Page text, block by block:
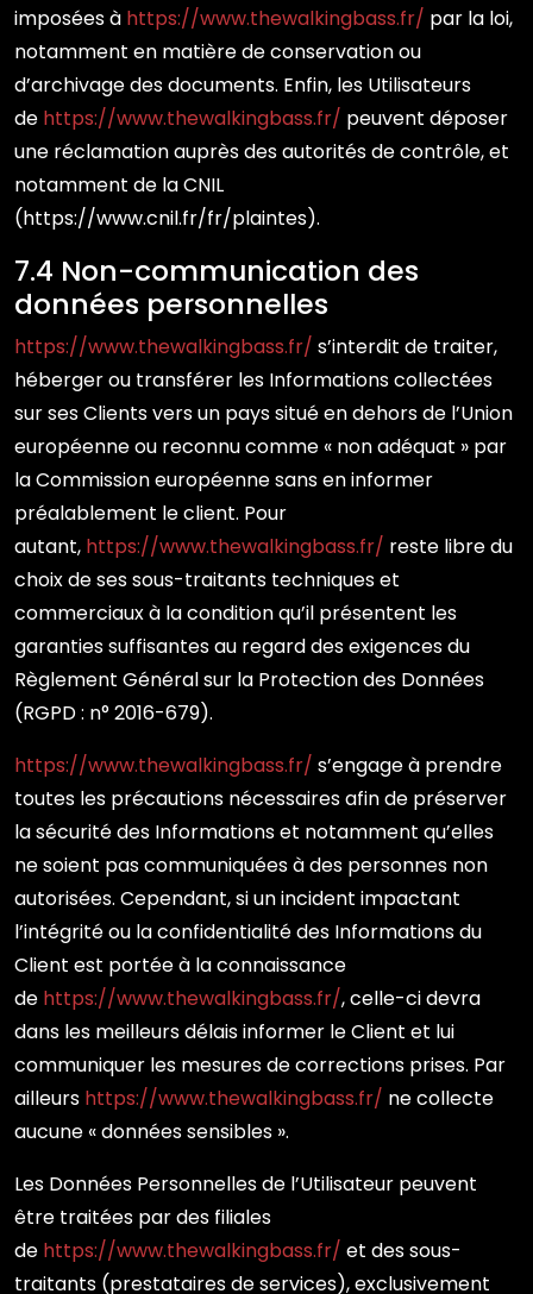
imposées à https://www.thewalkingbass.fr/ par la loi,
notamment en matière de conservation ou
d’archivage des documents. Enfin, les Utilisateurs
de https://www.thewalkingbass.fr/ peuvent déposer
une réclamation auprès des autorités de contrôle, et
notamment de la CNIL
(https://www.cnil.fr/fr/plaintes).
7.4 Non-communication des
données personnelles
https://www.thewalkingbass.fr/ s’interdit de traiter,
héberger ou transférer les Informations collectées
sur ses Clients vers un pays situé en dehors de l’Union
européenne ou reconnu comme « non adéquat » par
la Commission européenne sans en informer
préalablement le client. Pour
autant, https://www.thewalkingbass.fr/ reste libre du
choix de ses sous-traitants techniques et
commerciaux à la condition qu’il présentent les
garanties suffisantes au regard des exigences du
Règlement Général sur la Protection des Données
(RGPD : n° 2016-679).
https://www.thewalkingbass.fr/ s’engage à prendre
toutes les précautions nécessaires afin de préserver
la sécurité des Informations et notamment qu’elles
ne soient pas communiquées à des personnes non
autorisées. Cependant, si un incident impactant
l’intégrité ou la confidentialité des Informations du
Client est portée à la connaissance
de https://www.thewalkingbass.fr/, celle-ci devra
dans les meilleurs délais informer le Client et lui
communiquer les mesures de corrections prises. Par
ailleurs https://www.thewalkingbass.fr/ ne collecte
aucune « données sensibles ».
Les Données Personnelles de l’Utilisateur peuvent
être traitées par des filiales
de https://www.thewalkingbass.fr/ et des sous-
traitants (prestataires de services), exclusivement